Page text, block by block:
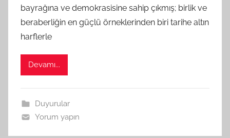
f
ı
bayrağına ve demokrasisine sahip çıkmış; birlik ve
beraberliğin en güçlü örneklerinden biri tarihe altın
harflerle
Devamı...
Duyurular
Yorum yapın